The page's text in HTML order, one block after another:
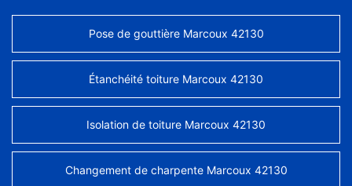
Pose de gouttière Marcoux 42130
Étanchéité toiture Marcoux 42130
Isolation de toiture Marcoux 42130
Changement de charpente Marcoux 42130